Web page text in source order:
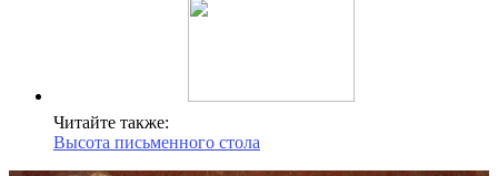
Читайте также:
Высота письменного стола